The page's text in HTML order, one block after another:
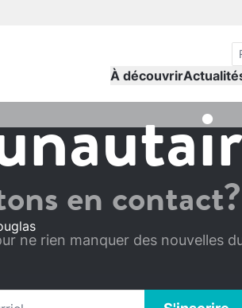
À découvrir
en contact?
ne rien manquer des nouvelles